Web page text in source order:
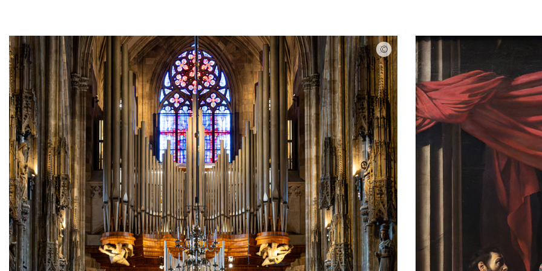
Navigation schließen
Erzdiözese Wien/Stephan Schoenlaub /